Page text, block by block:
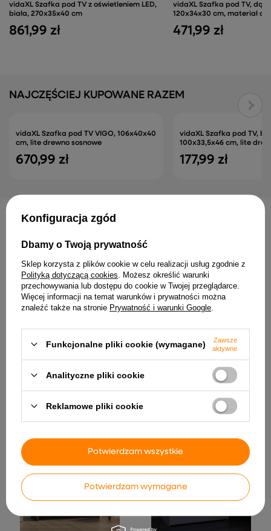
vidaXL Szafka pod TV z oświetleniem LED,
biała, 270x35x40 cm
861,99 zł
vidaXL Szafka pod TV, dąb
120x34x30 cm, materiał
471,99 zł
NAJCZĘŚCIEJ KUPOWANE RAZEM
vidaXL Szafka pod TV VIGO, 106x40x40
cm, lite drewno sosnowe
670,99 zł
vidaXL Szafka pod TV,
100x33,5x46 cm, lite
177,99 zł
INNE PRODUKTY PRODUCENTA
niebieska, 110x30x40 cm,
1 179,99 zł
vidaXL Szafka, 118 x 30 x 62
cm, lite drewno mango
728,99 zł
Konfiguracja zgód
Dbamy o Twoją prywatność
Sklep korzysta z plików cookie w celu realizacji usług zgodnie z
Polityką dotyczącą cookies . Możesz określić warunki
przechowywania lub dostępu do cookie w Twojej przeglądarce.
Więcej informacji na temat warunków i prywatności można
znaleźć także na stronie Prywatność i warunki Google
Funkcjonalne pliki cookie (wymagane)
Zawsze
aktywne
Analityczne pliki cookie
Reklamowe pliki cookie
Potwierdzam wymagane
Potwierdzam wszystkie